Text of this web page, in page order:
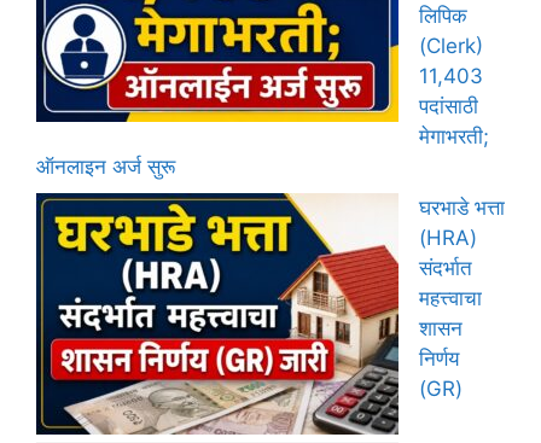
लिपिक
(Clerk)
11,403
पदांसाठी
मेगाभरती;
ऑनलाइन अर्ज सुरू
घरभाडे भत्ता
(HRA)
संदर्भात
महत्त्वाचा
शासन
निर्णय
(GR)